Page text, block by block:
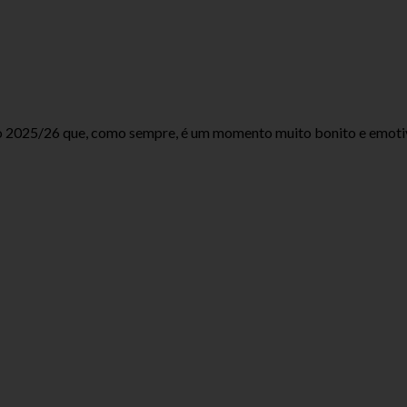
26 que, como sempre, é um momento muito bonito e